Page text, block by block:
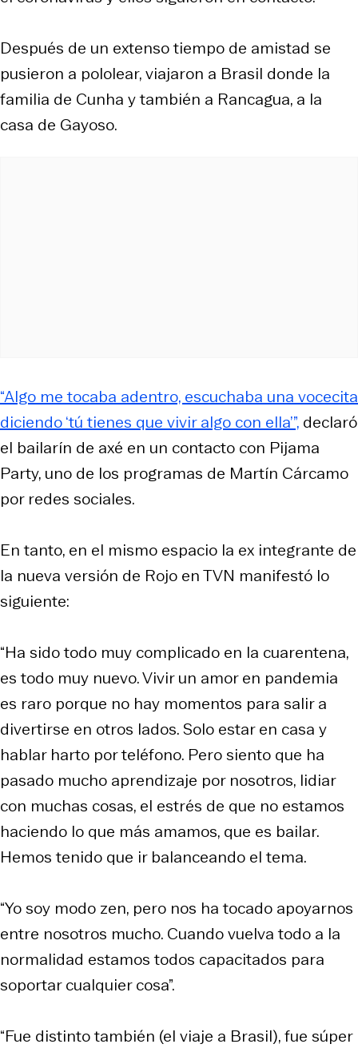
Después de un extenso tiempo de amistad se
pusieron a pololear, viajaron a Brasil donde la
familia de Cunha y también a Rancagua, a la
casa de Gayoso.
“Algo me tocaba adentro, escuchaba una vocecita
diciendo ‘tú tienes que vivir algo con ella’”, declaró
el bailarín de axé en un contacto con Pijama
Party, uno de los programas de Martín Cárcamo
por redes sociales.
En tanto, en el mismo espacio la ex integrante de
la nueva versión de Rojo en TVN manifestó lo
siguiente:
“Ha sido todo muy complicado en la cuarentena,
es todo muy nuevo. Vivir un amor en pandemia
es raro porque no hay momentos para salir a
divertirse en otros lados. Solo estar en casa y
hablar harto por teléfono. Pero siento que ha
pasado mucho aprendizaje por nosotros, lidiar
con muchas cosas, el estrés de que no estamos
haciendo lo que más amamos, que es bailar.
Hemos tenido que ir balanceando el tema.
“Yo soy modo zen, pero nos ha tocado apoyarnos
entre nosotros mucho. Cuando vuelva todo a la
normalidad estamos todos capacitados para
soportar cualquier cosa”.
“Fue distinto también (el viaje a Brasil), fue súper